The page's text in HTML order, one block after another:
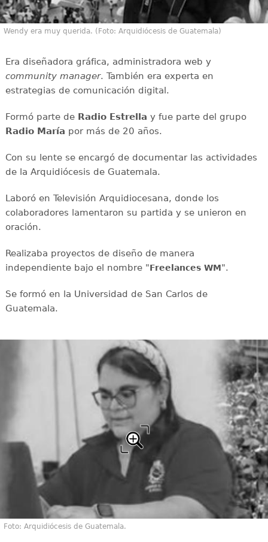
Wendy era muy querida. (Foto: Arquidiócesis de Guatemala)
Era diseñadora gráfica, administradora web y
community manager. También era experta en
estrategias de comunicación digital.
Formó parte de Radio Estrella y fue parte del grupo
Radio María por más de 20 años.
Con su lente se encargó de documentar las actividades
de la Arquidiócesis de Guatemala.
Laboró en Televisión Arquidiocesana, donde los
colaboradores lamentaron su partida y se unieron en
oración.
Realizaba proyectos de diseño de manera
independiente bajo el nombre "Freelances WM".
Se formó en la Universidad de San Carlos de
Guatemala.
Foto: Arquidiócesis de Guatemala.